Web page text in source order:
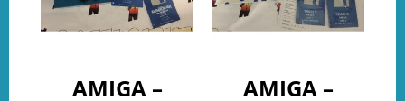
AMIGA –
AMIGA –